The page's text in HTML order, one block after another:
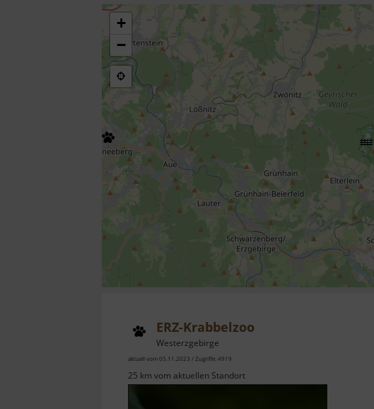
+
−
ERZ-Krabbelzoo
Westerzgebirge
aktuell vom 05.11.2023 / Zugriffe: 4919
25 km vom aktuellen Standort